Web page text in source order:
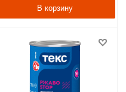
В корзину